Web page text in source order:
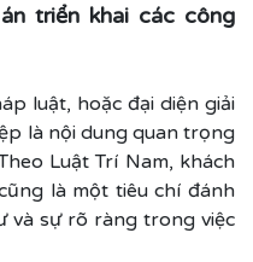
triển khai các công
luật, hoặc đại diện giải
là nội dung quan trọng
Luật Trí Nam, khách
là một tiêu chí đánh
và sự rõ ràng trong việc